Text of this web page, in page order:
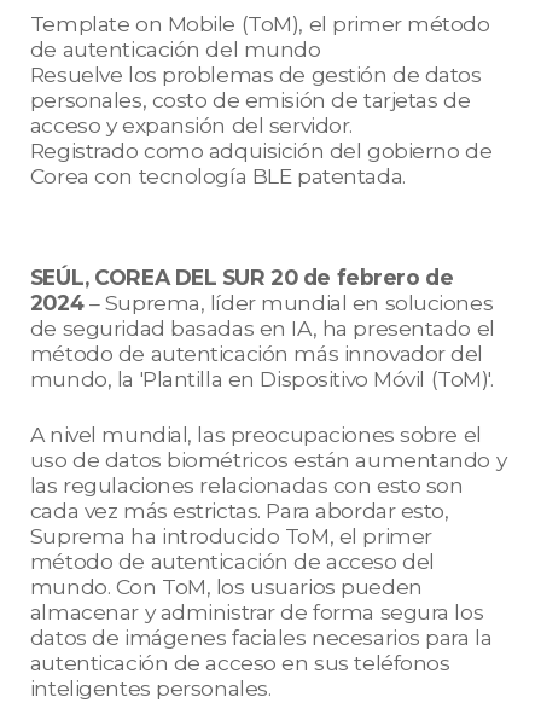
Template on Mobile (ToM), el primer método
de autenticación del mundo
Resuelve los problemas de gestión de datos
personales, costo de emisión de tarjetas de
acceso y expansión del servidor.
Registrado como adquisición del gobierno de
Corea con tecnología BLE patentada.
SEÚL, COREA DEL SUR 20 de febrero de
2024– Suprema, líder mundial en soluciones
de seguridad basadas en IA, ha presentado el
método de autenticación más innovador del
mundo, la 'Plantilla en Dispositivo Móvil (ToM)'.
A nivel mundial, las preocupaciones sobre el
uso de datos biométricos están aumentando y
las regulaciones relacionadas con esto son
cada vez más estrictas. Para abordar esto,
Suprema ha introducido ToM, el primer
método de autenticación de acceso del
mundo. Con ToM, los usuarios pueden
almacenar y administrar de forma segura los
datos de imágenes faciales necesarios para la
autenticación de acceso en sus teléfonos
inteligentes personales.